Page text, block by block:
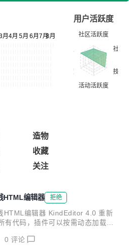
用户活跃度
造物
收藏
关注
编辑器 拒绝
HTML编辑器 KindEditor 4.0 重新
有代码，插件可以按需动态加载，
min.js被gzip后只有25.9K
0 评论